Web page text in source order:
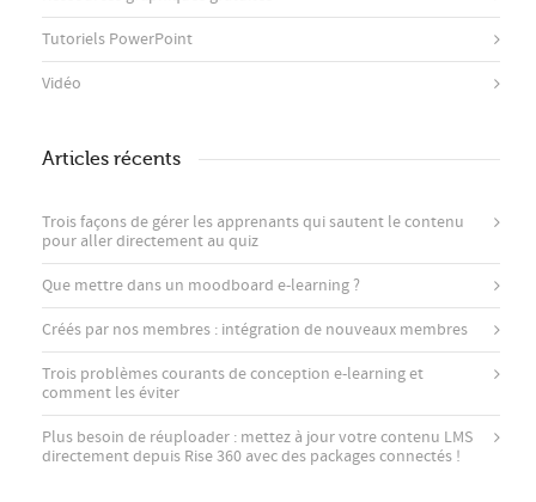
Tutoriels PowerPoint
Vidéo
Articles récents
Trois façons de gérer les apprenants qui sautent le contenu
pour aller directement au quiz
Que mettre dans un moodboard e-learning ?
Créés par nos membres : intégration de nouveaux membres
Trois problèmes courants de conception e-learning et
comment les éviter
Plus besoin de réuploader : mettez à jour votre contenu LMS
directement depuis Rise 360 ​​avec des packages connectés !